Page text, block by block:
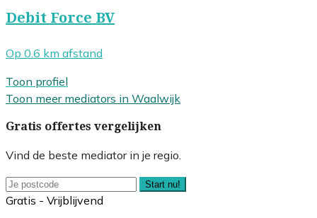
Debit Force BV
Op 0.6 km afstand
Toon profiel
Toon meer mediators in Waalwijk
Gratis offertes vergelijken
Vind de beste mediator in je regio.
Start nu!
Gratis - Vrijblijvend